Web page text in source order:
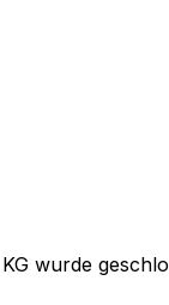
wurde